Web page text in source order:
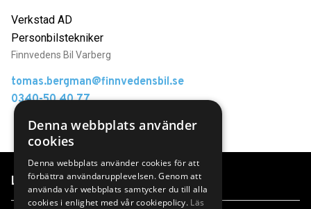
Verkstad AD
Personbilstekniker
Finnvedens Bil Varberg
tomas.bergman@finnvedensbil.se
0340-50 40 77
Länkar
Denna webbplats använder
cookies
Denna webbplats använder cookies för att
förbättra användarupplevelsen. Genom att
använda vår webbplats samtycker du till alla
cookies i enlighet med vår cookiepolicy. Läs